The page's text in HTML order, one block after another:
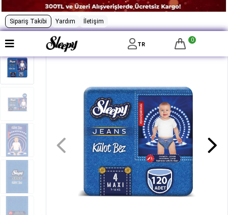
Sipariş Takibi Yardım İletişim
TR
0